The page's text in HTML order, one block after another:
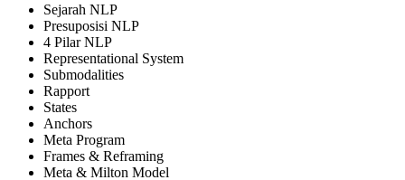
Sejarah NLP
Presuposisi NLP
4 Pilar NLP
Representational System
Submodalities
Rapport
States
Anchors
Meta Program
Frames & Reframing
Meta & Milton Model